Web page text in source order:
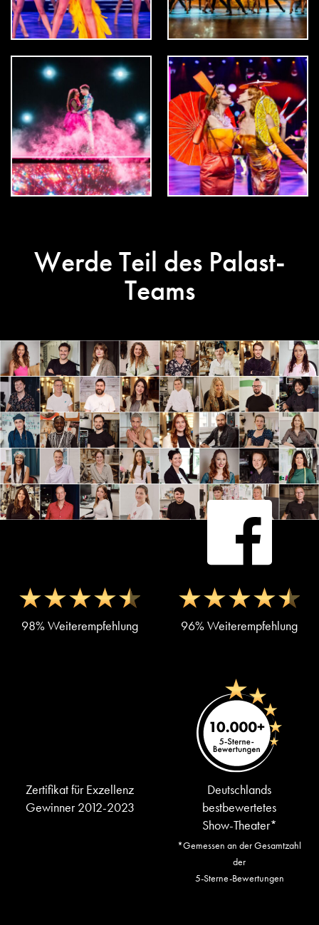
Werde Teil des Palast-
Teams
98% Weiterempfehlung 96% Weiterempfehlung
Zertifikat für Exzellenz
Gewinner 2012-2023
Deutschlands
bestbewertetes
Show-Theater*
*Gemessen an der Gesamtzahl
der
5-Sterne-Bewertungen